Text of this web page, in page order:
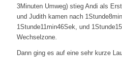
3Minuten Umweg) stieg Andi als
und Judith kamen nach
1Stunde11min46Sek, und
Wechselzone.
Dann ging es auf eine sehr kurze